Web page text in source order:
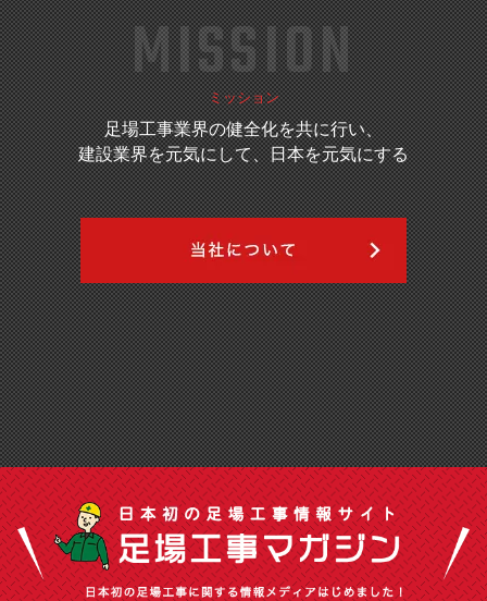
MISSION
ミッション
足場工事業界の健全化を共に行い、
建設業界を元気にして、日本を元気にする